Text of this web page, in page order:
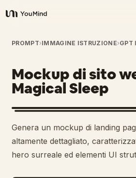
YouMind
Panoramica
Casi d'uso
Abilità
Prompt
PROMPT›IMMAGINE ISTRUZIONE›GPT
Mockup di sito
Magical Sleep
Genera un mockup di landing
altamente dettagliato,
hero surreale ed elementi UI